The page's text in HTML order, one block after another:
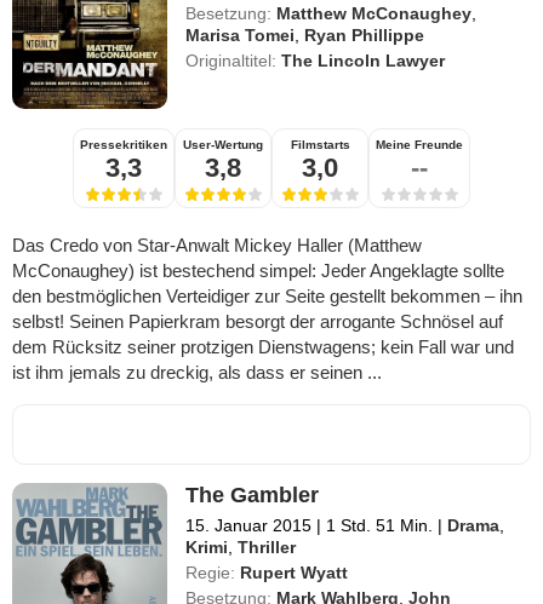
Besetzung: Matthew McConaughey,
Marisa Tomei, Ryan Phillippe
Originaltitel:The Lincoln Lawyer
Pressekritiken
3,3
User-Wertung
3,8
Filmstarts
3,0
Meine Freunde
--
Das Credo von Star-Anwalt Mickey Haller (Matthew
McConaughey) ist bestechend simpel: Jeder Angeklagte sollte
den bestmöglichen Verteidiger zur Seite gestellt bekommen – ihn
selbst! Seinen Papierkram besorgt der arrogante Schnösel auf
dem Rücksitz seiner protzigen Dienstwagens; kein Fall war und
ist ihm jemals zu dreckig, als dass er seinen ...
The Gambler
15. Januar 2015 | 1 Std. 51 Min. | Drama,
Krimi,Thriller
Regie: Rupert Wyatt
Besetzung: Mark Wahlberg,John